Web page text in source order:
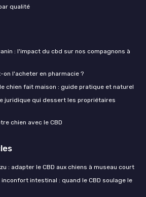
qualité
: l'impact du cbd sur nos compagnons à
on l'acheter en pharmacie ?
chien fait maison : guide pratique et naturel
juridique qui dessert les propriétaires
chien avec le CBD
: adapter le CBD aux chiens à museau court
intestinal : quand le CBD soulage le